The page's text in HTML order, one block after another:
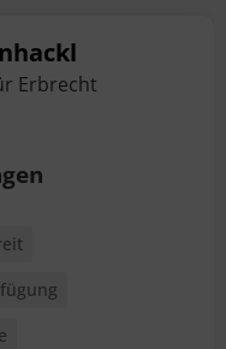
Erbrecht